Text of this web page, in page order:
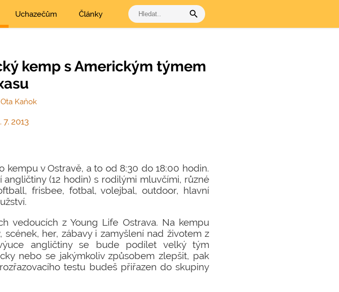
Uchazečům Články search
kemp s Americkým týmem
Ota Kaňok
7. 2013
v Ostravě, a to od 8:30 do 18:00 hodin.
(12 hodin) s rodilými mluvčími, různé
frisbee, fotbal, volejbal, outdoor, hlavní
vedoucích z Young Life Ostrava. Na kempu
her, zábavy i zamyšlení nad životem z
angličtiny se bude podílet velký tým
nebo se jakýmkoliv způsobem zlepšit, pak
testu budeš přiřazen do skupiny